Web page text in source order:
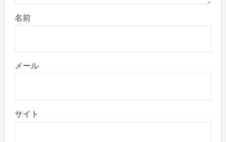
名前
メール
サイト